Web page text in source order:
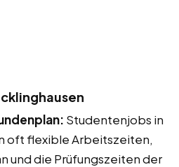
Studentenjobs in
oft flexible Arbeitszeiten,
und die Prüfungszeiten der